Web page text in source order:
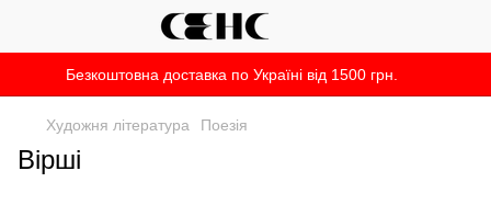
Безкоштовна доставка по Україні від 1500 грн.
Художня література Поезія
Вірші